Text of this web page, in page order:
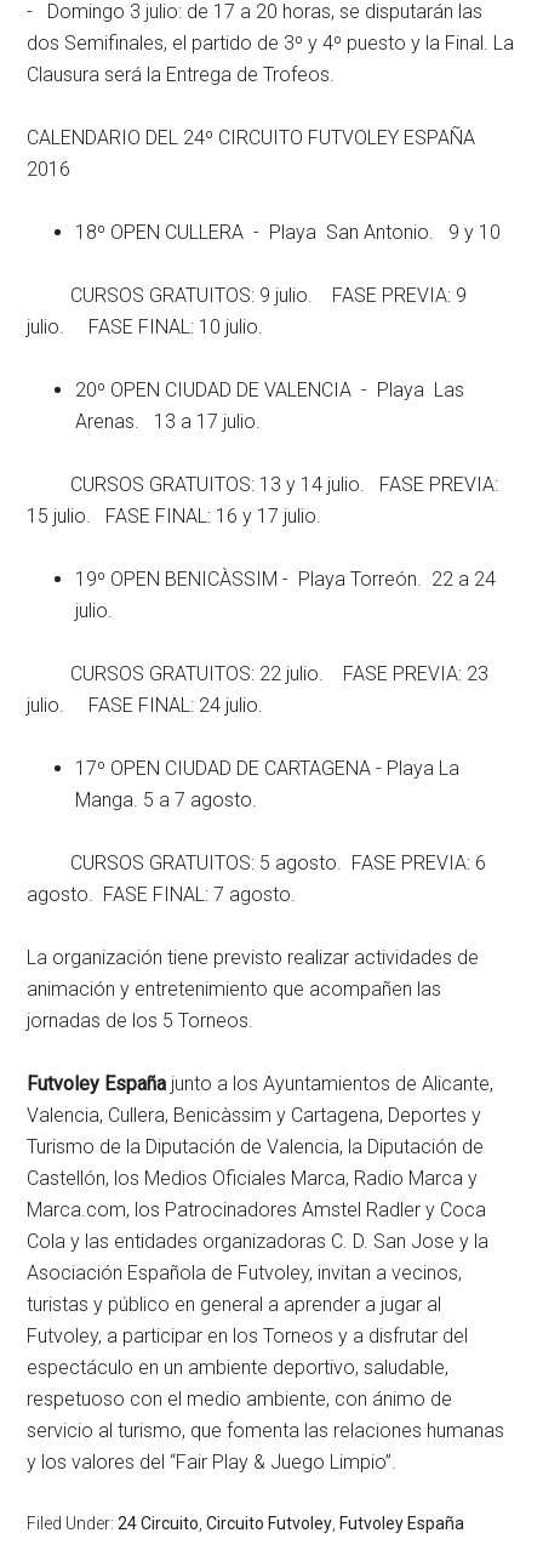
-
Domingo 3 julio: de 17 a 20 horas, se disputarán las
dos Semifinales, el partido de 3º y 4º puesto y la Final. La
Clausura será la Entrega de Trofeos.
CALENDARIO DEL 24º CIRCUITO FUTVOLEY ESPAÑA
2016
18º OPEN CULLERA - Playa San Antonio. 9 y 10
CURSOS GRATUITOS: 9 julio. FASE PREVIA: 9
julio. FASE FINAL: 10 julio.
20º OPEN CIUDAD DE VALENCIA - Playa Las
Arenas. 13 a 17 julio.
CURSOS GRATUITOS: 13 y 14 julio. FASE PREVIA:
15 julio. FASE FINAL: 16 y 17 julio.
19º OPEN BENICÀSSIM - Playa Torreón. 22 a 24
julio.
CURSOS GRATUITOS: 22 julio. FASE PREVIA: 23
julio. FASE FINAL: 24 julio.
17º OPEN CIUDAD DE CARTAGENA - Playa La
Manga. 5 a 7 agosto.
CURSOS GRATUITOS: 5 agosto. FASE PREVIA: 6
agosto. FASE FINAL: 7 agosto.
La organización tiene previsto realizar actividades de
animación y entretenimiento que acompañen las
jornadas de los 5 Torneos.
Futvoley España junto a los Ayuntamientos de Alicante,
Valencia, Cullera, Benicàssim y Cartagena, Deportes y
Turismo de la Diputación de Valencia, la Diputación de
Castellón, los Medios Oficiales Marca, Radio Marca y
Marca.com, los Patrocinadores Amstel Radler y Coca
Cola y las entidades organizadoras C. D. San Jose y la
Asociación Española de Futvoley, invitan a vecinos,
turistas y público en general a aprender a jugar al
Futvoley, a participar en los Torneos y a disfrutar del
espectáculo en un ambiente deportivo, saludable,
respetuoso con el medio ambiente, con ánimo de
servicio al turismo, que fomenta las relaciones humanas
y los valores del “Fair Play & Juego Limpio”.
Filed Under:24 Circuito,Circuito Futvoley, Futvoley España